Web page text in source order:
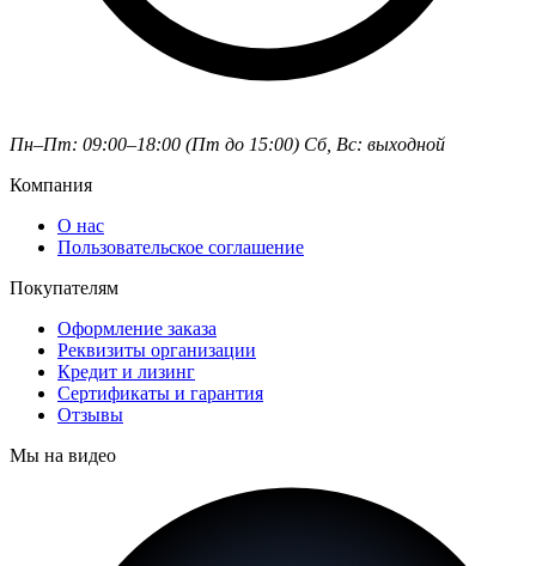
Пн–Пт: 09:00–18:00 (Пт до 15:00) Сб, Вс: выходной
Компания
О нас
Пользовательское соглашение
Покупателям
Оформление заказа
Реквизиты организации
Кредит и лизинг
Сертификаты и гарантия
Отзывы
Мы на видео